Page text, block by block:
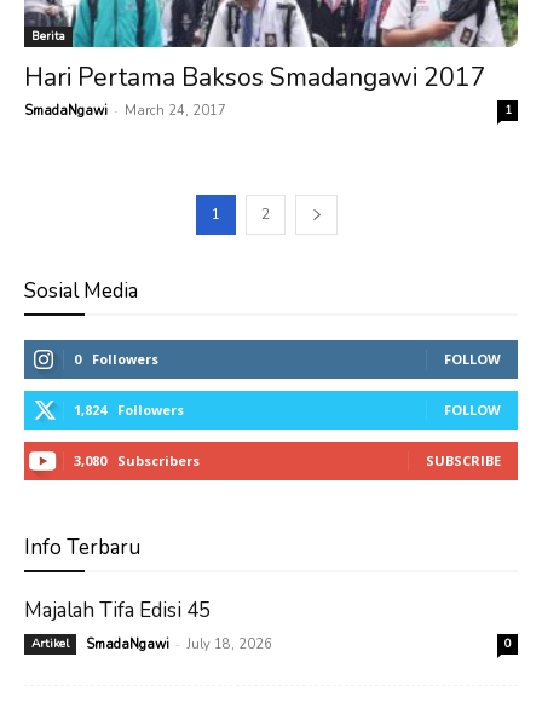
Berita
Hari Pertama Baksos Smadangawi 2017
SmadaNgawi - March 24, 2017 1
1 2
Sosial Media
0 Followers FOLLOW
1,824 Followers FOLLOW
3,080 Subscribers SUBSCRIBE
Info Terbaru
Majalah Tifa Edisi 45
Artikel SmadaNgawi - July 18, 2026 0